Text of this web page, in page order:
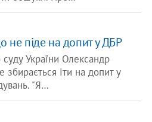
не піде на допит у ДБР
суду України Олександр
іти на допит у
"Я…